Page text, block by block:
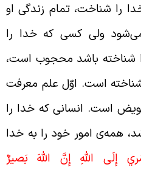
شناخت، تمام زندگی او
ولی کسی که خدا را
باشد محجوب است،
است. اوّل علم معرفت
است. انسانی که خدا را
امور خود را به خدا
إِلَى اللَّهِ إِنَّ اللَّهَ بَصيرٌ